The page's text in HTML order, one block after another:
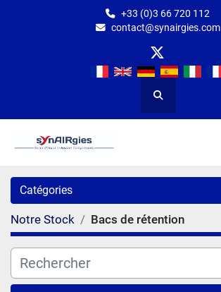
+33 (0)3 66 720 112
contact@synairgies.com
twitter
Rechercher
Catégories
Notre Stock Bacs de rétention